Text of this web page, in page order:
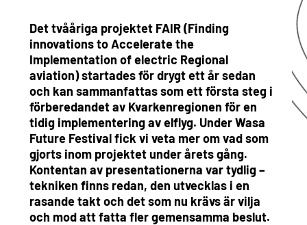
Det tvååriga projektet FAIR (Finding
innovations to Accelerate the
Implementation of electric Regional
aviation) startades för drygt ett år sedan
och kan sammanfattas som ett första steg i
förberedandet av Kvarkenregionen för en
tidig implementering av elflyg. Under Wasa
Future Festival fick vi veta mer om vad som
gjorts inom projektet under årets gång.
Kontentan av presentationerna var tydlig –
tekniken finns redan, den utvecklas i en
rasande takt och det som nu krävs är vilja
och mod att fatta fler gemensamma beslut.